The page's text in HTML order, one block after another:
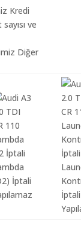
Kredi
ve
Diğer
İptali
İptali